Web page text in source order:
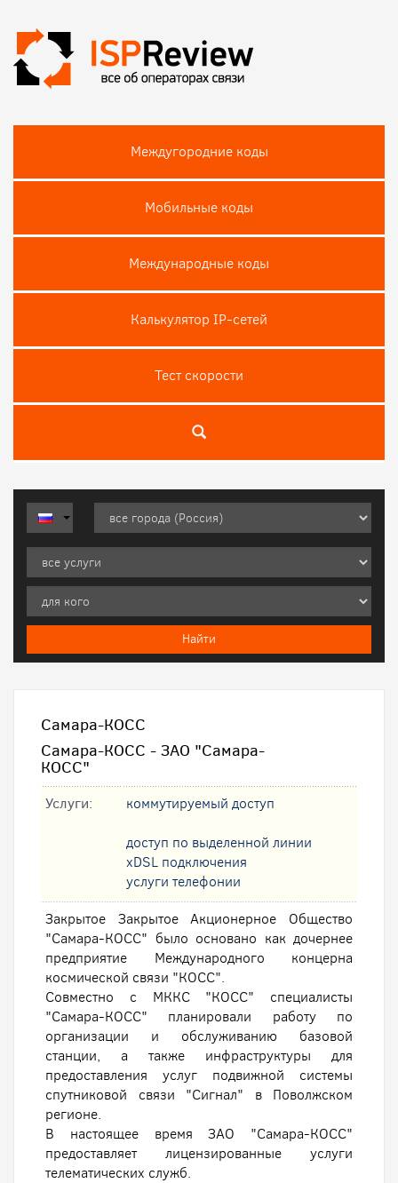
Междугородние коды
Мобильные коды
Международные коды
Калькулятор IP-сетей
Тест скороcти
Самара-КОСС
Самара-КОСС - ЗАО "Самара-
КОСС"
Услуги: коммутируемый доступ
доступ по выделенной линии
xDSL подключения
услуги телефонии
Закрытое Закрытое Акционерное Общество
"Самара-КОСС" было основано как дочернее
предприятие Международного концерна
космической связи "КОСС".
Совместно с МККС "КОСС" специалисты
"Самара-КОСС" планировали работу по
организации и обслуживанию базовой
станции, а также инфраструктуры для
предоставления услуг подвижной системы
спутниковой связи "Сигнал" в Поволжском
регионе.
В настоящее время ЗАО "Самара-КОСС"
предоставляет лицензированные услуги
телематических служб.